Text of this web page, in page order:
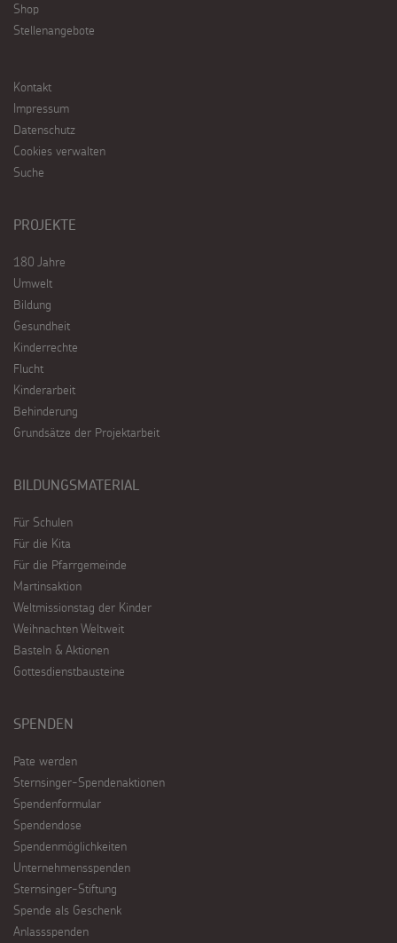
Shop
Stellenangebote
Kontakt
Impressum
Datenschutz
Cookies verwalten
Suche
PROJEKTE
180 Jahre
Umwelt
Bildung
Gesundheit
Kinderrechte
Flucht
Kinderarbeit
Behinderung
Grundsätze der Projektarbeit
BILDUNGSMATERIAL
Für Schulen
Für die Kita
Für die Pfarrgemeinde
Martinsaktion
Weltmissionstag der Kinder
Weihnachten Weltweit
Basteln & Aktionen
Gottesdienstbausteine
SPENDEN
Pate werden
Sternsinger-Spendenaktionen
Spendenformular
Spendendose
Spendenmöglichkeiten
Unternehmensspenden
Sternsinger-Stiftung
Spende als Geschenk
Anlassspenden